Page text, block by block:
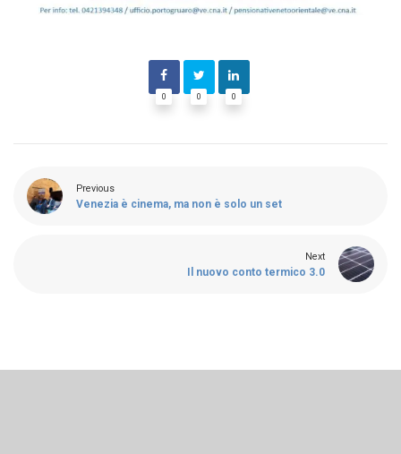
0 0 0
Previous
Venezia è cinema, ma non è solo un set
Next
Il nuovo conto termico 3.0